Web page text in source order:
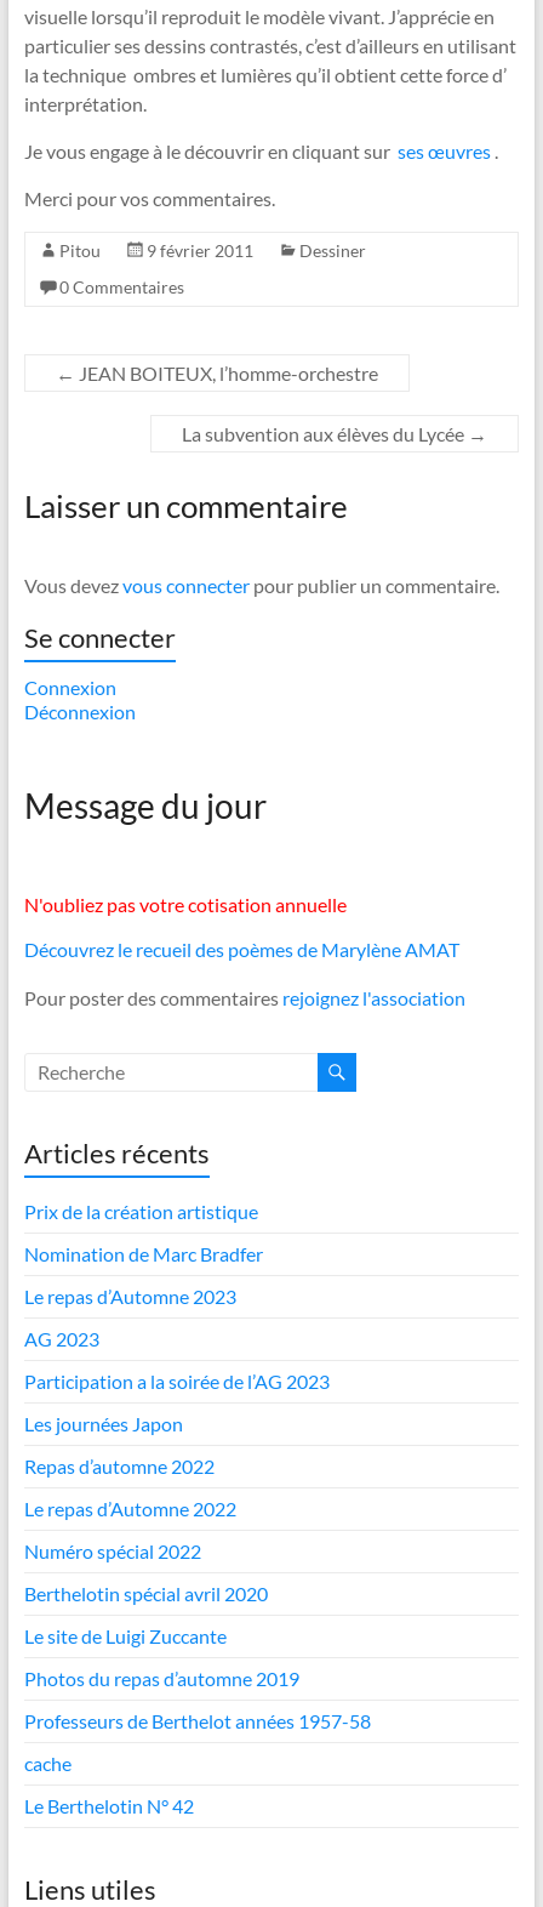
visuelle lorsqu’il reproduit le modèle vivant. J’apprécie en
particulier ses dessins contrastés, c’est d’ailleurs en utilisant
la technique ombres et lumières qu’il obtient cette force d’
interprétation.
Je vous engage à le découvrir en cliquant sur ses œuvres .
Merci pour vos commentaires.
Pitou 9 février 2011
Dessiner
0 Commentaires
← JEAN BOITEUX, l’homme-orchestre
La subvention aux élèves du Lycée →
Laisser un commentaire
Vous devezvous connecterpour publier un commentaire.
Se connecter
Connexion
Déconnexion
Message du jour
N'oubliez pas votre cotisation annuelle
Découvrez le recueil des poèmes de Marylène AMAT
Pour poster des commentaires rejoignez l'association
Articles récents
Prix de la création artistique
Nomination de Marc Bradfer
Le repas d’Automne 2023
AG 2023
Participation a la soirée de l’AG 2023
Les journées Japon
Repas d’automne 2022
Le repas d’Automne 2022
Numéro spécial 2022
Berthelotin spécial avril 2020
Le site de Luigi Zuccante
Photos du repas d’automne 2019
Professeurs de Berthelot années 1957-58
cache
Le Berthelotin N° 42
Liens utiles